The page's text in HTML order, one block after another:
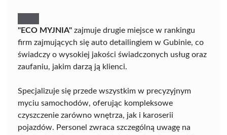
"ECO MYJNIA" zajmuje drugie miejsce w rankingu
firm zajmujących się auto detailingiem w Gubinie, co
świadczy o wysokiej jakości świadczonych usług oraz
zaufaniu, jakim darzą ją klienci.
Specjalizuje się przede wszystkim w precyzyjnym
myciu samochodów, oferując kompleksowe
czyszczenie zarówno wnętrza, jak i karoserii
pojazdów. Personel zwraca szczególną uwagę na